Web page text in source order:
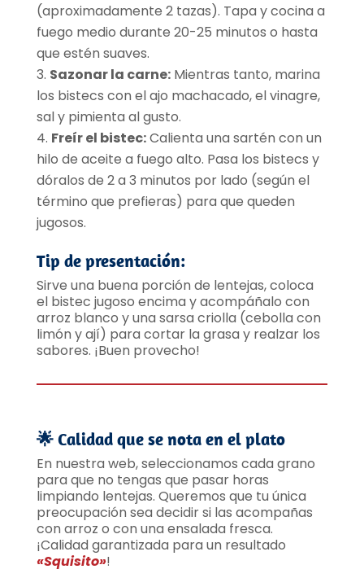
(aproximadamente 2 tazas). Tapa y cocina a
fuego medio durante 20-25 minutos o hasta
que estén suaves.
Sazonar la carne:Mientras tanto, marina
los bistecs con el ajo machacado, el vinagre,
sal y pimienta al gusto.
Freír el bistec:Calienta una sartén con un
hilo de aceite a fuego alto. Pasa los bistecs y
dóralos de 2 a 3 minutos por lado (según el
término que prefieras) para que queden
jugosos.
Tip de presentación:
Sirve una buena porción de lentejas, coloca
el bistec jugoso encima y acompáñalo con
arroz blanco y una sarsa criolla (cebolla con
limón y ají) para cortar la grasa y realzar los
sabores. ¡Buen provecho!
🌟Calidad que se nota en el plato
En nuestra web, seleccionamos cada grano
para que no tengas que pasar horas
limpiando lentejas. Queremos que tu única
preocupación sea decidir si las acompañas
con arroz o con una ensalada fresca.
¡Calidad garantizada para un resultado
«Squisito»!